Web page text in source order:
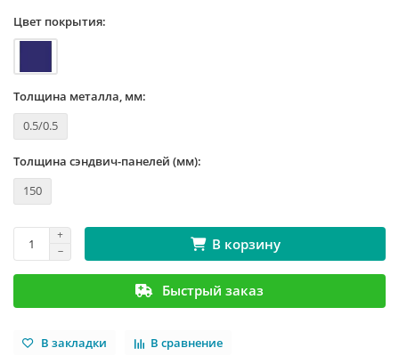
Цвет покрытия:
Толщина металла, мм:
0.5/0.5
Толщина сэндвич-панелей (мм):
150
В корзину
Быстрый заказ
В закладки В сравнение